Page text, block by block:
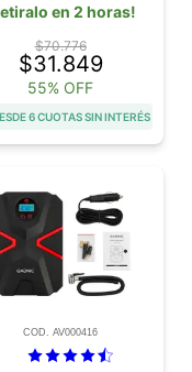
en 2 horas!
$70.776
$31.849
55% OFF
6 CUOTAS SIN INTERÉS
COD. AV000416